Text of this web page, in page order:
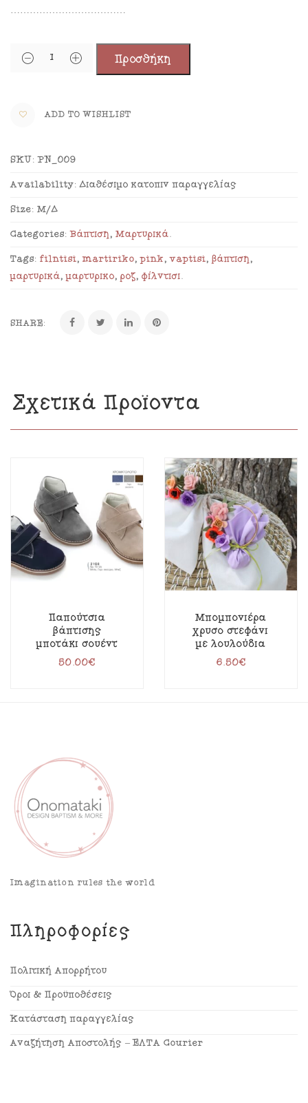
………………………………
Προσθήκη
ADD TO WISHLIST
SKU: PN_009
Availability: Διαθέσιμο κατόπιν παραγγελίας
Size: Μ/Δ
Categories: Βάπτιση, Μαρτυρικά.
Tags: filntisi,martiriko,pink,vaptisi, βάπτιση,
μαρτυρικά,μαρτυρικό, ροζ, φίλντισι.
SHARE:
Σχετικά Προϊόντα
Παπούτσια
βάπτισης
μποτάκι σουέντ
50.00€
Μπομπονιέρα
χρυσό στεφάνι
με λουλούδια
6.50€
Imagination rules the world
Πληροφορίες
Πολιτική Απορρήτου
Όροι & Προϋποθέσεις
Κατάσταση παραγγελίας
Αναζήτηση Αποστολής – ΕΛΤΑ Courier